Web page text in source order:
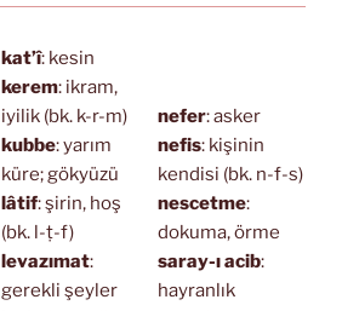
kat’î: kesin
kerem: ikram,
iyilik (bk. k-r-m)
kubbe: yarım
küre; gökyüzü
lâtif: şirin, hoş
(bk. l-ṭ-f)
levazımat:
gerekli şeyler
nefer: asker
nefis: kişinin
kendisi (bk. n-f-s)
nescetme:
dokuma, örme
saray-ı acib:
hayranlık